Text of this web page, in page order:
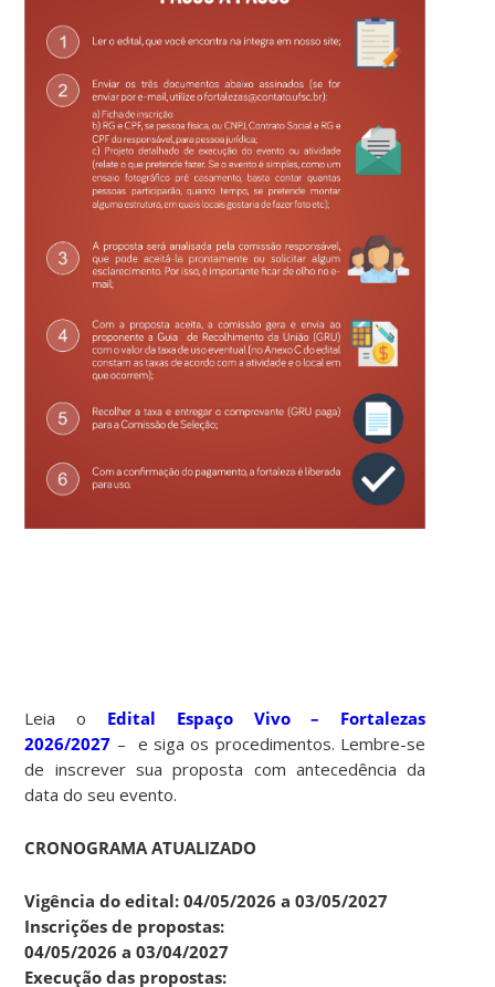
Leia o Edital Espaço Vivo – Fortalezas
2026/2027 – e siga os procedimentos. Lembre-se
de inscrever sua proposta com antecedência da
data do seu evento.
CRONOGRAMA ATUALIZADO
Vigência do edital: 04/05/2026 a 03/05/2027
Inscrições de propostas:
04/05/2026 a 03/04/2027
Execução das propostas: